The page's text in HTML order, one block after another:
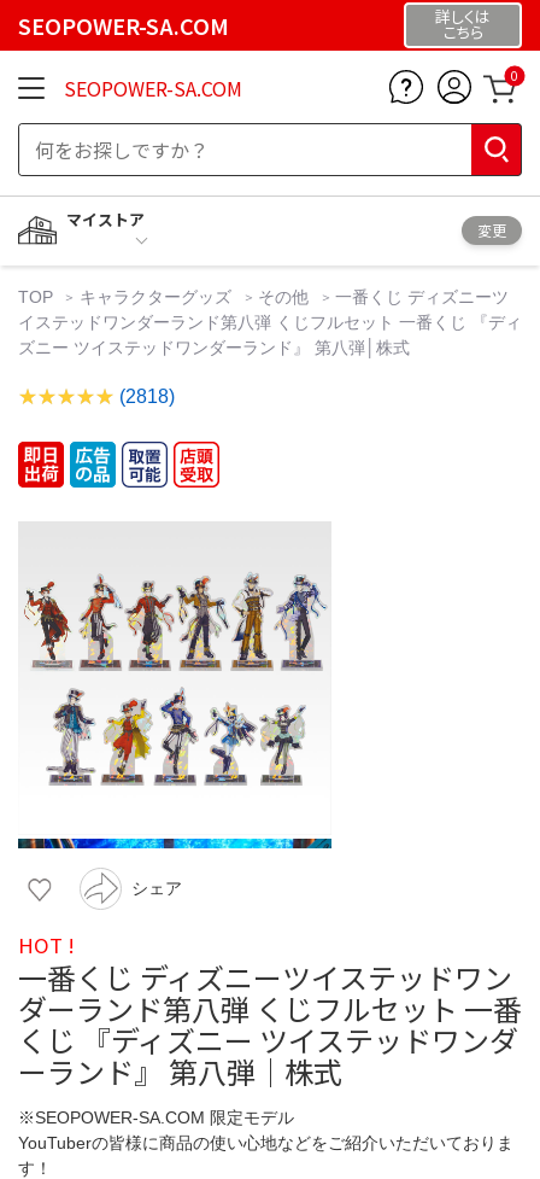
SEOPOWER-SA.COM 詳しくは
こちら
SEOPOWER-SA.COM 0
マイストア
変更
TOP キャラクターグッズ その他
一番くじ ディズニーツ
イステッドワンダーランド第八弾 くじフルセット 一番くじ 『ディ
ズニー ツイステッドワンダーランド』 第八弾│株式
(2818)
シェア
HOT !
一番くじ ディズニーツイステッドワン
ダーランド第八弾 くじフルセット 一番
くじ 『ディズニー ツイステッドワンダ
ーランド』 第八弾│株式
※SEOPOWER-SA.COM 限定モデル
YouTuberの皆様に商品の使い心地などをご紹介いただいておりま
す！